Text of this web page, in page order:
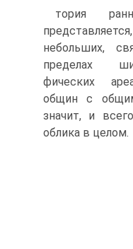
тория
небольших,
пределах
фических
общин с
значит, и
облика в целом.